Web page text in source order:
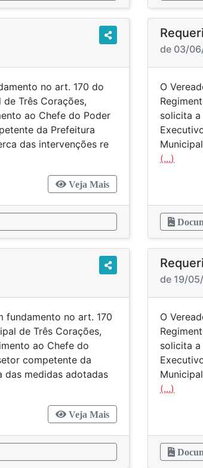
no art. 170 do
Três Corações,
ao Chefe do Poder
da Prefeitura
das intervenções re
Veja Mais
de 03/
O
solicita
(...)
fundamento no art. 170
de Três Corações,
ao Chefe do
competente da
das medidas adotadas
Veja Mais
de 19/
O
solicita
(...)